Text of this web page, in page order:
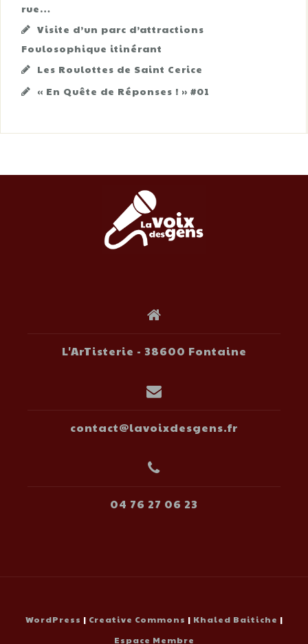
rue…
Visite d’un parc d’attractions
Foulosophique itinérant
Les Roulottes de Saint Cerice
« En Quête de Réponses ! » #01
L'ArTisterie - 38600 Fontaine
contact@lavoixdesgens.fr
04 76 27 06 23
WordPress | Creative Commons | Khaled Baitiche |
Espace Membre